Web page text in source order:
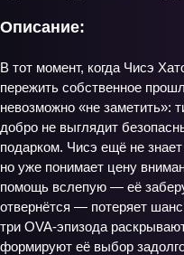
Описание:
В тот момент, когда Чисэ
пережить собственное
невозможно «не заметить»:
добро не выглядит
подарком. Чисэ ещё не
но уже понимает цену
помощь вслепую — её
отвернётся — потеряет
три OVA-эпизода
формируют её выбор